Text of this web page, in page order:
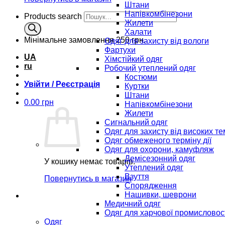
Products search
Мінімальне замовлення250 грн.
UA
ru
Увійти / Реєстрація
0.00 грн
У кошику немає товарів.
Повернутись в магазин
Штани
Напівкомбінезони
Жилети
Халати
Одяг для захисту від вологи
Фартухи
Хімстійкий одяг
Робочий утеплений одяг
Костюми
Куртки
Штани
Напівкомбінезони
Жилети
Сигнальний одяг
Одяг для захисту від високих
Одяг обмеженого терміну дії
Одяг для охорони, камуфляж
Демісезонний одяг
Утеплений одяг
Взуття
Спорядження
Нашивки, шеврони
Медичний одяг
Одяг для харчової
Одяг